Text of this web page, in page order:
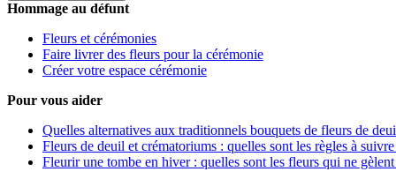
Hommage au défunt
Fleurs et cérémonies
Faire livrer des fleurs pour la cérémonie
Créer votre espace cérémonie
Pour vous aider
Quelles alternatives aux traditionnels bouquets de fleurs de
Fleurs de deuil et crématoriums : quelles sont les règles à
Fleurir une tombe en hiver : quelles sont les fleurs qui ne gèlent